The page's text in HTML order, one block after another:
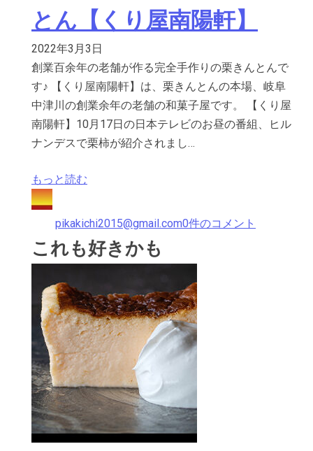
とん【くり屋南陽軒】
2022年3月3日
創業百余年の老舗が作る完全手作りの栗きんとんで
す♪ 【くり屋南陽軒】は、栗きんとんの本場、岐阜
中津川の創業余年の老舗の和菓子屋です。 【くり屋
南陽軒】10月17日の日本テレビのお昼の番組、ヒル
ナンデスで栗柿が紹介されまし…
もっと読む
pikakichi2015@gmail.com0件のコメント
これも好きかも